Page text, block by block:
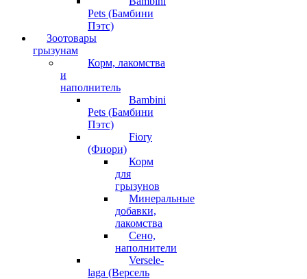
Pets (Бамбини
Пэтс)
Зоотовары
грызунам
Корм, лакомства
и
наполнитель
Bambini
Pets (Бамбини
Пэтс)
Fiory
(Фиори)
Корм
для
грызунов
Минеральные
добавки,
лакомства
Сено,
наполнители
Versele-
laga (Версель